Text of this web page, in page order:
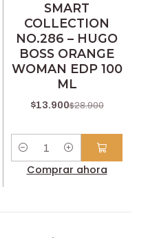
SMART
COLLECTION
NO.286 – HUGO
BOSS ORANGE
WOMAN EDP 100
ML
$13.900$28.900
Comprar ahora